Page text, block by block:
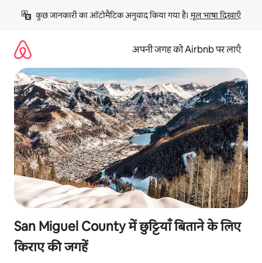
छोड़कर
कॉन्टेंट
कुछ जानकारी का ऑटोमैटिक अनुवाद किया गया है। मूल भाषा दिखाएँ
अपनी जगह को Airbnb पर लाएँ
San Miguel County में छुट्टियाँ बिताने के लिए
किराए की जगहें